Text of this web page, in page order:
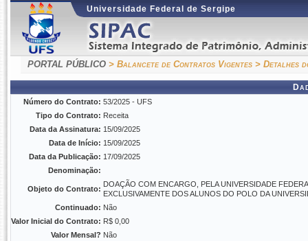
Universidade Federal de Sergipe
PORTAL PÚBLICO > Balancete de Contratos Vigentes > Detalhes
Número do Contrato: 53/2025 - UFS
Tipo do Contrato: Receita
Data da Assinatura: 15/09/2025
Data de Início: 15/09/2025
Data da Publicação: 17/09/2025
Denominação:
Objeto do Contrato:
DOAÇÃO COM ENCARGO, PELA UNIVERSIDADE
EXCLUSIVAMENTE DOS ALUNOS DO POLO DA
Continuado: Não
Valor Inicial do Contrato: R$ 0,00
Valor Mensal? Não